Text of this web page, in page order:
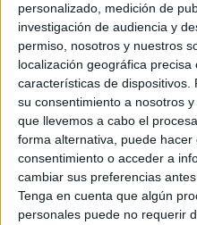
personalizado, medición de
investigación de audiencia y
permiso, nosotros y nuestros
localización geográfica
características de
su consentimiento a nosotros
que llevemos a cabo el
forma alternativa, puede hacer
consentimiento o acceder a
cambiar sus preferencias
Tenga en cuenta que algún
personales puede no requerir
desde la zona de Collado
Muchas Gracias y un saludo
Inicio
Etiquetas: La universidad - un